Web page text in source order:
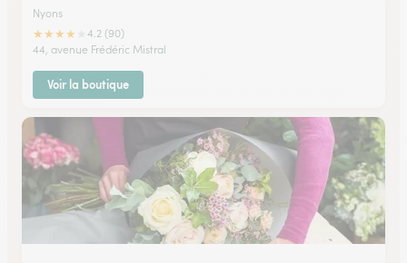
Nyons
★★★★
4.2 (90)
44, avenue Frédéric Mistral
Voir la boutique